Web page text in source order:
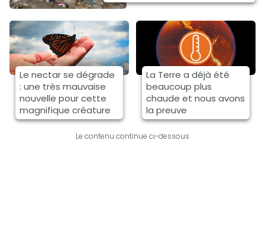
Le nectar se dégrade
: une très mauvaise
nouvelle pour cette
magnifique créature
La Terre a déjà été
beaucoup plus
chaude et nous avons
la preuve
Le contenu continue ci-dessous